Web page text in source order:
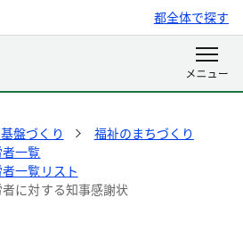
都全体で探す
盤づくり
福祉のまちづくり
一覧
一覧リスト
に対する知事感謝状